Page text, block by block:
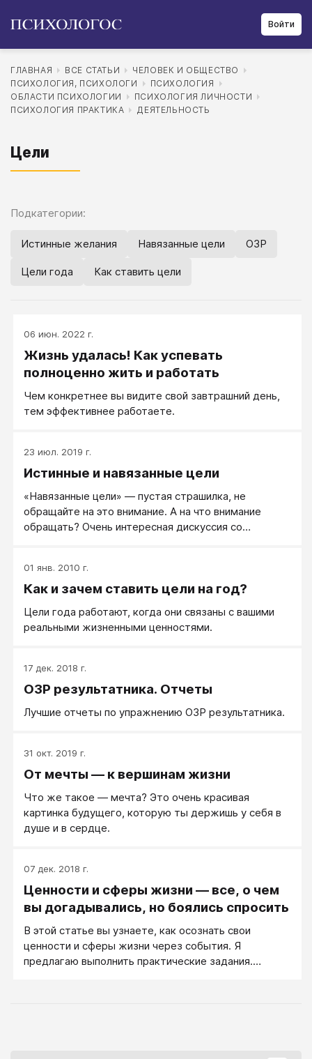
Войти
ГЛАВНАЯ ВСЕ СТАТЬИ
ЧЕЛОВЕК И ОБЩЕСТВО
ПСИХОЛОГИЯ, ПСИХОЛОГИ
ПСИХОЛОГИЯ
ОБЛАСТИ ПСИХОЛОГИИ
ПСИХОЛОГИЯ ЛИЧНОСТИ
ПСИХОЛОГИЯ ПРАКТИКА
ДЕЯТЕЛЬНОСТЬ
Цели
Подкатегории:
Истинные желания Навязанные цели ОЗР
Цели года Как ставить цели
06 июн. 2022 г.
Жизнь удалась! Как успевать
полноценно жить и работать
Чем конкретнее вы видите свой завтрашний день,
тем эффективнее работаете.
23 июл. 2019 г.
Истинные и навязанные цели
«Навязанные цели» — пустая страшилка, не
обращайте на это внимание. А на что внимание
обращать? Очень интересная дискуссия со
01 янв. 2010 г.
Как и зачем ставить цели на год?
Цели года работают, когда они связаны с вашими
реальными жизненными ценностями.
17 дек. 2018 г.
ОЗР результатника. Отчеты
Лучшие отчеты по упражнению ОЗР результатника.
31 окт. 2019 г.
От мечты — к вершинам жизни
Что же такое — мечта? Это очень красивая
картинка будущего, которую ты держишь у себя в
душе и в сердце.
07 дек. 2018 г.
Ценности и сферы жизни — все, о чем
вы догадывались, но боялись спросить
В этой статье вы узнаете, как осознать свои
ценности и сферы жизни через события. Я
предлагаю выполнить практические задания.